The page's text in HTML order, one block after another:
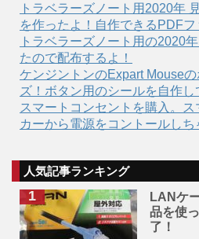
トラベラーズノート用2020年
を作ったよ！自作できるPDFフ
トラベラーズノート用の2020
たので配布するよ！
ケンジントンのExpart Mouse
ズ！ボタン用のシールを自作し
スマートコンセントを購入。
カーから電源をコントールしち
人気記事ランキング
LANケ
品を使
了！